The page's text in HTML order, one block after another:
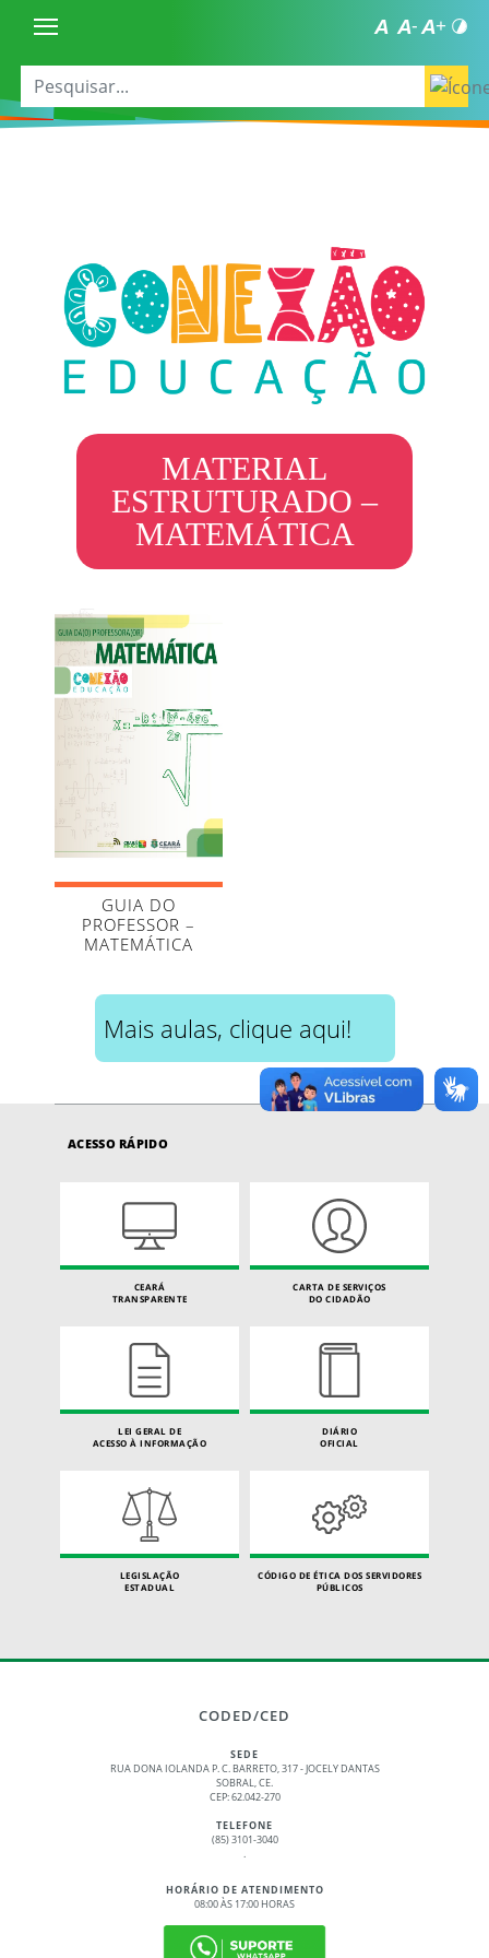
MATERIAL
ESTRUTURADO –
MATEMÁTICA
GUIA DO
PROFESSOR –
MATEMÁTICA
Mais aulas, clique aqui!
ACESSO RÁPIDO
CEARÁ
TRANSPARENTE
CARTA DE SERVIÇOS
DO CIDADÃO
LEI GERAL DE
ACESSO À INFORMAÇÃO
DIÁRIO
OFICIAL
LEGISLAÇÃO
ESTADUAL
CÓDIGO DE ÉTICA DOS SERVIDORES
PÚBLICOS
CODED/CED
SEDE
RUA DONA IOLANDA P. C. BARRETO, 317 - JOCELY DANTAS
SOBRAL, CE.
CEP: 62.042-270
TELEFONE
(85) 3101-3040
.
HORÁRIO DE ATENDIMENTO
08:00 ÀS 17:00 HORAS